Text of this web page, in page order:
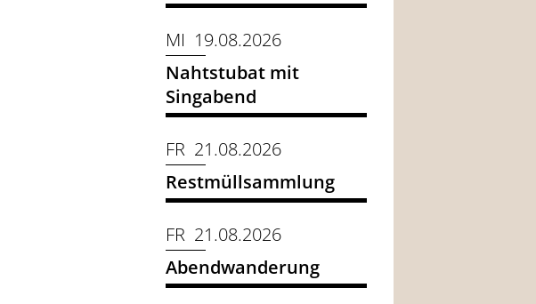
MI 19.08.2026
Nahtstubat mit
Singabend
FR 21.08.2026
Restmüllsammlung
FR 21.08.2026
Abendwanderung